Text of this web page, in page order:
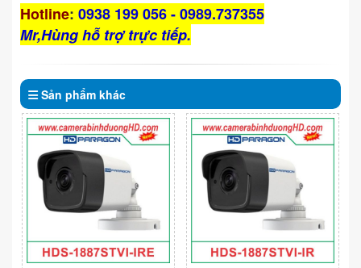
Hotline: 0938 199 056 - 0989.737355
Mr,Hùng hỗ trợ trực tiếp.
Sản phẩm khác